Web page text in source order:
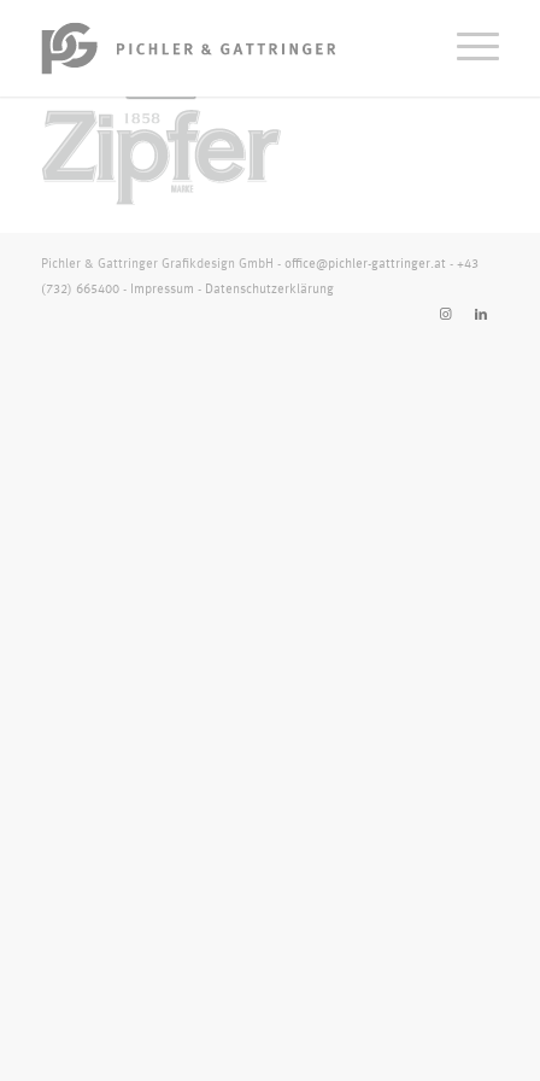
Pichler & Gattringer Grafikdesign GmbH - office@pichler-gattringer.at - +43
(732) 665400- Impressum - Datenschutzerklärung